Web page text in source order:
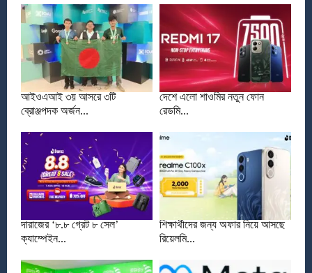
আইওএআই ৩য় আসরে ৩টি
ব্রোঞ্জপদক অর্জন...
দেশে এলো শাওমির নতুন ফোন
রেডমি...
দারাজের ‘৮.৮ গ্রেট ৮ সেল’
ক্যাম্পেইন...
শিক্ষার্থীদের জন্য অফার নিয়ে আসছে
রিয়েলমি...